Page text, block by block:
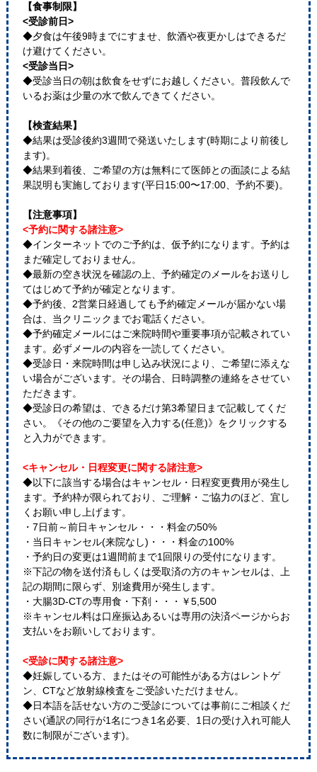
【食事制限】
<受診前日>
◆夕食は午後9時までにすませ、飲酒や夜更かしはできるだ
け避けてください。
<受診当日>
◆受診当日の朝は飲食をせずにお越しください。普段飲んで
いるお薬は少量の水で飲んできてください。
【検査結果】
◆結果は受診後約3週間で発送いたします(時期により前後し
ます)。
◆結果到着後、ご希望の方は無料にて医師との面談による結
果説明も実施しております(平日15:00〜17:00、予約不要)。
【注意事項】
<予約に関する諸注意>
◆インターネットでのご予約は、仮予約になります。予約は
まだ確定しておりません。
◆最新の空き状況を確認の上、予約確定のメールをお送りし
てはじめて予約が確定となります。
◆予約後、2営業日経過しても予約確定メールが届かない場
合は、当クリニックまでお電話ください。
◆予約確定メールにはご来院時間や重要事項が記載されてい
ます。必ずメールの内容を一読してください。
◆受診日・来院時間は申し込み状況により、ご希望に添えな
い場合がございます。その場合、日時調整の連絡をさせてい
ただきます。
◆受診日の希望は、できるだけ第3希望日まで記載してくだ
さい。《その他のご要望を入力する(任意)》をクリックする
と入力ができます。
<キャンセル・日程変更に関する諸注意>
◆以下に該当する場合はキャンセル・日程変更費用が発生し
ます。予約枠が限られており、ご理解・ご協力のほど、宜し
くお願い申し上げます。
・7日前～前日キャンセル・・・料金の50%
・当日キャンセル(来院なし)・・・料金の100%
・予約日の変更は1週間前まで1回限りの受付になります。
※下記の物を送付済もしくは受取済の方のキャンセルは、上
記の期間に限らず、別途費用が発生します。
・大腸3D-CTの専用食・下剤・・・￥5,500
※キャンセル料は口座振込あるいは専用の決済ページからお
支払いをお願いしております。
<受診に関する諸注意>
◆妊娠している方、またはその可能性がある方はレントゲ
ン、CTなど放射線検査をご受診いただけません。
◆日本語を話せない方のご受診については事前にご相談くだ
さい(通訳の同行が1名につき1名必要、1日の受け入れ可能人
数に制限がございます)。